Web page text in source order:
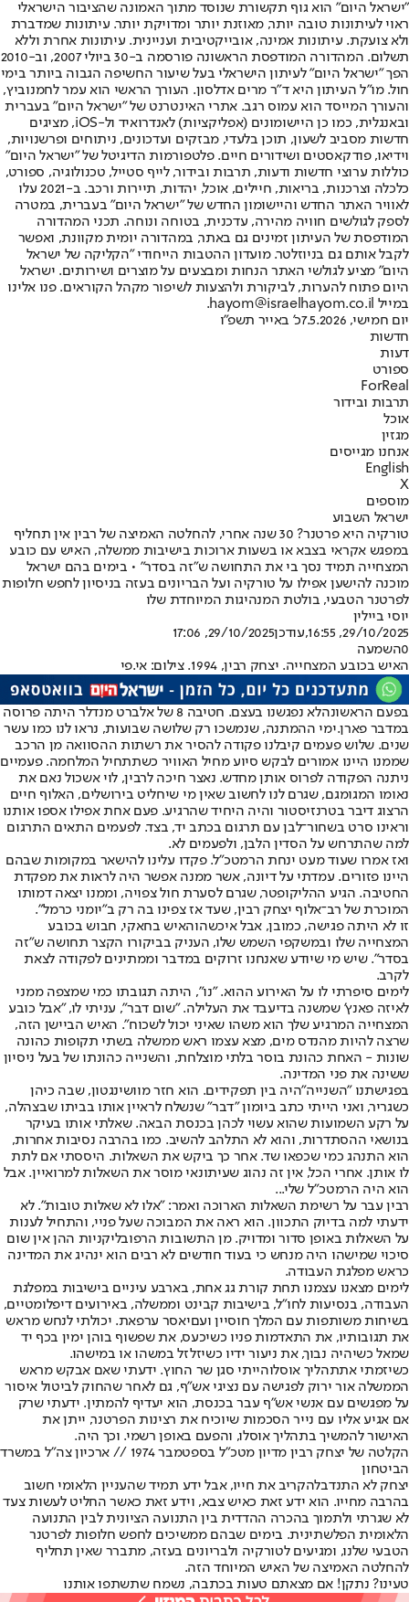
"ישראל היום" הוא גוף תקשורת שנוסד מתוך האמונה שהציבור הישראלי
ראוי לעיתונות טובה יותר, מאוזנת יותר ומדויקת יותר. עיתונות שמדברת
ולא צועקת. עיתונות אמינה, אובייקטיבית ועניינית. עיתונות אחרת וללא
תשלום. המהדורה המודפסת הראשונה פורסמה ב-30 ביולי 2007, וב-2010
הפך "ישראל היום" לעיתון הישראלי בעל שיעור החשיפה הגבוה ביותר בימי
חול. מו"ל העיתון היא ד"ר מרים אדלסון. העורך הראשי הוא עמר לחמנוביץ,
והעורך המייסד הוא עמוס רגב. אתרי האינטרנט של "ישראל היום" בעברית
ובאנגלית, כמו כן היישומונים (אפליקציות) לאנדרואיד ול-iOS, מציגים
חדשות מסביב לשעון, תוכן בלעדי, מבזקים ועדכונים, ניתוחים ופרשנויות,
וידיאו, פודקאסטים ושידורים חיים. פלטפורמות הדיגיטל של "ישראל היום"
כוללות ערוצי חדשות ודעות, תרבות ובידור, לייף סטייל, טכנולוגיה, ספורט,
כלכלה וצרכנות, בריאות, חיילים, אוכל, יהדות, תיירות ורכב. ב-2021 עלו
לאוויר האתר החדש והיישומון החדש של "ישראל היום" בעברית, במטרה
לספק לגולשים חוויה מהירה, עדכנית, בטוחה ונוחה. תכני המהדורה
המודפסת של העיתון זמינים גם באתר, במהדורה יומית מקוונת, ואפשר
לקבל אותם גם בניוזלטר. מועדון ההטבות הייחודי "הקליקה של ישראל
היום" מציע לגולשי האתר הנחות ומבצעים על מוצרים ושירותים. ישראל
היום פתוח להערות, לביקורת ולהצעות לשיפור מקהל הקוראים. פנו אלינו
במייל hayom@israelhayom.co.il.
יום חמישי, 7.5.2026
כ' באייר תשפ"ו
חדשות
דעות
ספורט
ForReal
תרבות ובידור
אוכל
מגזין
אנחנו מגייסים
English
X
מוספים
ישראל השבוע
טורקיה היא פרטנר? 30 שנה אחרי, להחלטה האמיצה של רבין אין תחליף
במפגש אקראי בצבא או בשעות ארוכות בישיבות ממשלה, האיש עם כובע
המצחייה תמיד נסך בי את התחושה ש"זה בסדר" • בימים בהם ישראל
מוכנה להישען אפילו על טורקיה ועל הבריונים בעזה בניסיון לחפש חלופות
לפרטנר הטבעי, בולטת המנהיגות המיוחדת שלו
יוסי ביילין
29/10/2025, 16:55
,עודכן29/10/2025, 17:06
0השמעה
האיש בכובע המצחייה. יצחק רבין, 1994. צילום: אי.פי
בפעם הראשונה
לא נפגשנו בעצם. חטיבה 8 של אלברט מנדלר היתה פרוסה
במדבר פארן.ימי ההמתנה, שנמשכו רק שלושה שבועות, נראו לנו כמו עשר
שנים. שלוש פעמים קיבלנו פקודה להסיר את רשתות ההסוואה מן הרכב
שממנו היינו אמורים לבקש סיוע מחיל האוויר כשתתחיל המלחמה. פעמיים
ניתנה הפקודה לפרוס אותן מחדש. נאצר חיכה לרבין, לוי אשכול נאם את
נאומו המגומגם, שגרם לנו לחשוב שאין מי שיחליט בירושלים, האלוף חיים
הרצוג דיבר בטרנזיסטור והיה היחיד שהרגיע. פעם אחת אפילו אספו אותנו
וראינו סרט בשחור־לבן עם תרגום בכתב יד, בצד. לפעמים התאים התרגום
למה שהתרחש על הסדין הלבן, ולפעמים לא.
ואז אמרו שעוד מעט ינחת הרמטכ"ל. פקדו עלינו להישאר במקומות שבהם
היינו פזורים. עמדתי על דיונה, אשר ממנה אפשר היה לראות את מפקדת
החטיבה. הגיע ההליקופטר, שגרם לסערת חול צפויה, וממנו יצאה דמותו
המוכרת של רב־אלוף יצחק רבין, שעד אז צפינו בה רק ב"יומני כרמל".
זו לא היתה פגישה, כמובן, אבל איכשהוהאיש בחאקי, חבוש בכובע
המצחייה שלו ובמשקפי השמש שלו, העניק בביקורו הקצר תחושה ש"זה
בסדר". שיש מי שיודע שאנחנו זרוקים במדבר וממתינים לפקודה לצאת
לקרב.
לימים סיפרתי לו על האירוע ההוא. "נו", היתה תגובתו כמי שמצפה ממני
לאיזה פאנץ' שמשנה בדיעבד את העלילה. "שום דבר", עניתי לו, "אבל כובע
המצחייה המרגיע שלך הוא משהו שאיני יכול לשכוח". האיש הביישן הזה,
שרצה להיות מהנדס מים, מצא עצמו ראש ממשלה בשתי תקופות כהונה
שונות - האחת כהונת בוסר בלתי מוצלחת, והשנייה כהונתו של בעל ניסיון
ששינה את פני המדינה.
בפגישתנו "השנייה"היה בין תפקידים. הוא חזר מוושינגטון, שבה כיהן
כשגריר, ואני הייתי כתב ביומון "דבר" שנשלח לראיין אותו בביתו שבצהלה,
על רקע השמועות שהוא עשוי לכהן בכנסת הבאה. שאלתי אותו בעיקר
בנושאי ההסתדרות, והוא לא התלהב להשיב. כמו בהרבה נסיבות אחרות,
הוא התנהג כמי שכפאו שד. אחר כך ביקש את השאלות. היססתי אם לתת
לו אותן. אחרי הכל, אין זה נהוג שעיתונאי מוסר את השאלות למרואיין. אבל
הוא היה הרמטכ"ל שלי...
רבין עבר על רשימת השאלות הארוכה ואמר: "אלו לא שאלות טובות". לא
ידעתי למה בדיוק התכוון. הוא ראה את המבוכה שעל פניי, והתחיל לענות
על השאלות באופן סדור ומדויק. מן התשובות הרפובליקניות ההן אין שום
סיכוי שמישהו היה מנחש כי בעוד חודשים לא רבים הוא ינהיג את המדינה
כראש מפלגת העבודה.
לימים מצאנו עצמנו תחת קורת גג אחת, בארבע עיניים בישיבות במפלגת
העבודה, בנסיעות לחו"ל, בישיבות קבינט וממשלה, באירועים דיפלומטיים,
בשיחות משותפות עם המלך חוסיין ועםיאסר ערפאת. יכולתי לנחש מראש
את תגובותיו, את התאדמות פניו כשיכעס, את שפשוף בוהן ימין בכף יד
שמאל כשיהיה נבוך, את ניעור ידיו כשיזלזל במשהו או במישהו.
כשיזמתי אתתהליך אוסלוהייתי סגן שר החוץ. ידעתי שאם אבקש מראש
הממשלה אור ירוק לפגישה עם נציגי אש"ף, גם לאחר שהחוק לביטול איסור
על מפגשים עם אנשי אש"ף עבר בכנסת, הוא יעדיף להמתין. ידעתי שרק
אם אגיע אליו עם נייר הסכמות שיוכיח את רצינות הפרטנר, ייתן את
האישור להמשיך בתהליך אוסלו, והפעם באופן רשמי. וכך היה.
הקלטה של יצחק רבין מדיון מטכ"ל בספטמבר 1974 // ארכיון צה"ל במשרד
הביטחון
יצחק לא התנדבלהקריב את חייו, אבל ידע תמיד שהעניין הלאומי חשוב
בהרבה מחייו. הוא ידע זאת כאיש צבא, וידע זאת כאשר החליט לעשות צעד
לא שגרתי ולתמוך בהכרה ההדדית בין התנועה הציונית לבין התנועה
הלאומית הפלשתינית. בימים שבהם ממשיכים לחפש חלופות לפרטנר
הטבעי שלנו, ומגיעים לטורקיה ולבריונים בעזה, מתברר שאין תחליף
להחלטה האמיצה של האיש המיוחד הזה.
טעינו? נתקן! אם מצאתם טעות בכתבה, נשמח שתשתפו אותנו